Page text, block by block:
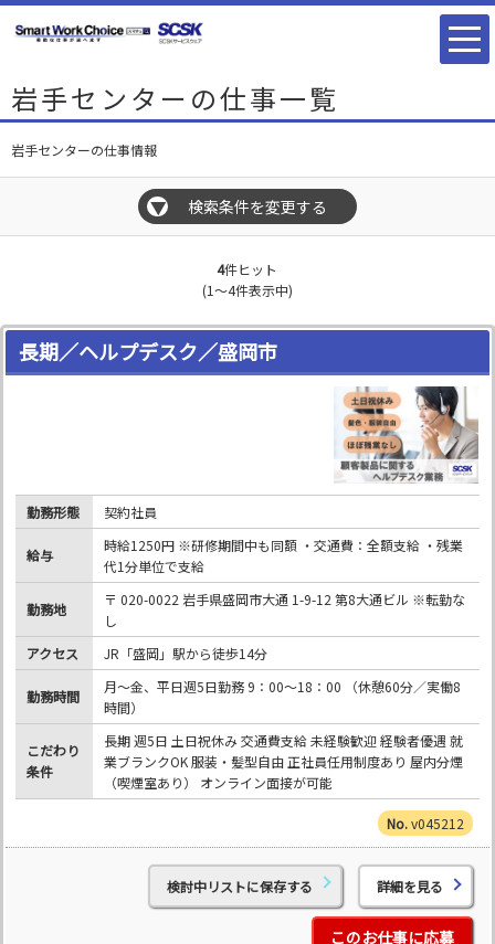
岩手センターの仕事一覧
岩手センターの仕事情報
▼ 検索条件を変更する
4件ヒット
(1～4件表示中)
長期／ヘルプデスク／盛岡市
勤務形態 契約社員
給与
時給1250円 ※研修期間中も同額 ・交通費：全額支給 ・残業
代1分単位で支給
勤務地
〒 020-0022 岩手県盛岡市大通 1-9-12 第8大通ビル ※転勤な
し
アクセス
JR「盛岡」駅から徒歩14分
勤務時間
月～金、平日週5日勤務 9：00～18：00 （休憩60分／実働8
時間）
こだわり
条件
長期 週5日 土日祝休み 交通費支給 未経験歓迎 経験者優遇 就
業ブランクOK 服装・髪型自由 正社員任用制度あり 屋内分煙
（喫煙室あり） オンライン面接が可能
v045212
検討中リストに保存する 詳細を見る
このお仕事に応募